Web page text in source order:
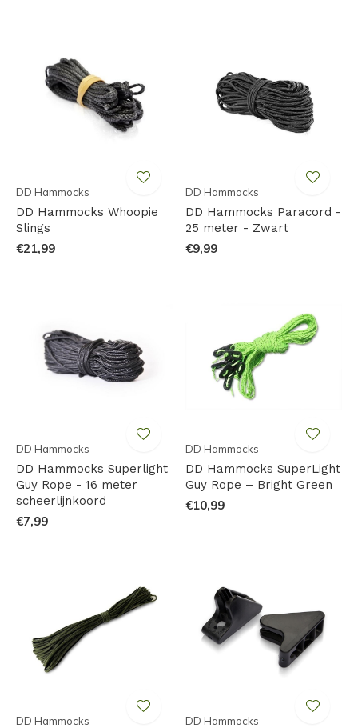
DD Hammocks
DD Hammocks Whoopie
Slings
€21,99
DD Hammocks
DD Hammocks Paracord -
25 meter - Zwart
€9,99
DD Hammocks
DD Hammocks Superlight
Guy Rope - 16 meter
scheerlijnkoord
€7,99
DD Hammocks
DD Hammocks SuperLight
Guy Rope – Bright Green
€10,99
DD Hammocks DD Hammocks